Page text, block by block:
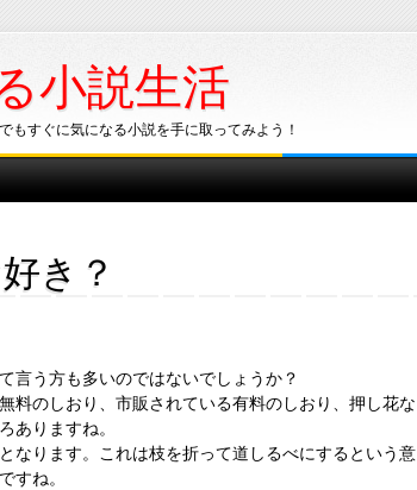
小説生活
もすぐに気になる小説を手に取ってみよう！
き？
言う方も多いのではないでしょうか？
料のしおり、市販されている有料のしおり、押し花な
ありますね。
なります。これは枝を折って道しるべにするという意
すね。